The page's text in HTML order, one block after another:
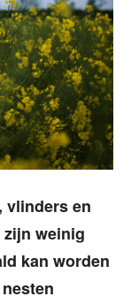
vlinders en
weinig
kan worden